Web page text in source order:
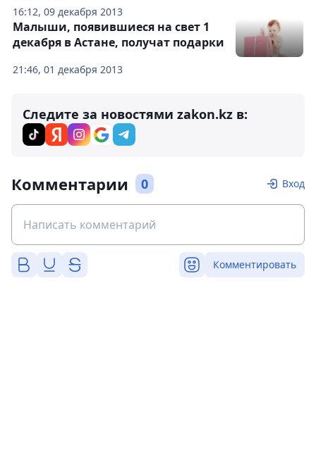
16:12, 09 декабря 2013
21:46, 01 декабря 2013
Малыши, появившиеся на свет 1
декабря в Астане, получат подарки
Следите за новостями zakon.kz в:
Комментарии 0 Вход
Комментировать